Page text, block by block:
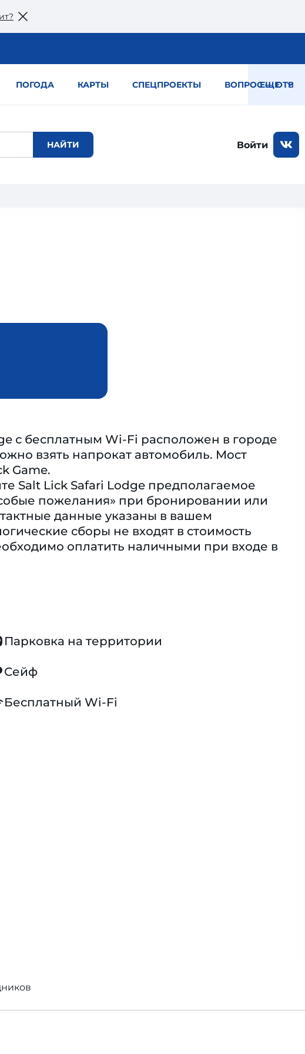
ПОГОДА КАРТЫ СПЕЦПРОЕКТЫ ВОПРОС — ОТВЕТ
ЕЩЕ
Войти
с бесплатным Wi-Fi расположен в городе
взять напрокат автомобиль. Мост
Game.
Salt Lick Safari Lodge предполагаемое
пожелания» при бронировании или
данные указаны в вашем
сборы не входят в стоимость
оплатить наличными при входе в
Парковка на территории
Сейф
Бесплатный Wi-Fi